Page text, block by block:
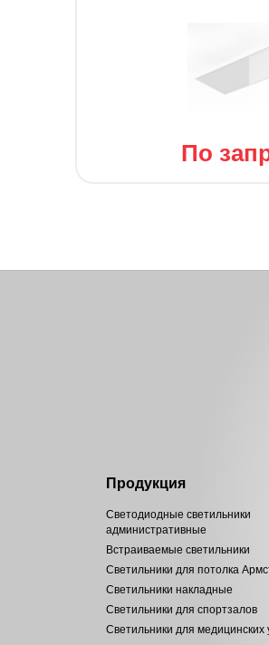
По
Продукция
Светодиодные светильники
административные
Встраиваемые светильники
Светильники для потолка
Светильники накладные
Светильники для спортзалов
Светильники для медицинских